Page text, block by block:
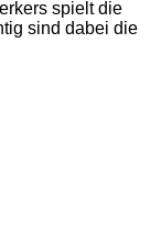
spielt die
sind dabei die